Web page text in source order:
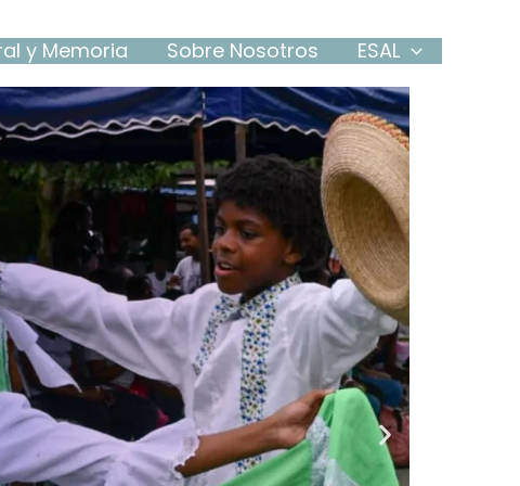
y Memoria Sobre Nosotros ESAL